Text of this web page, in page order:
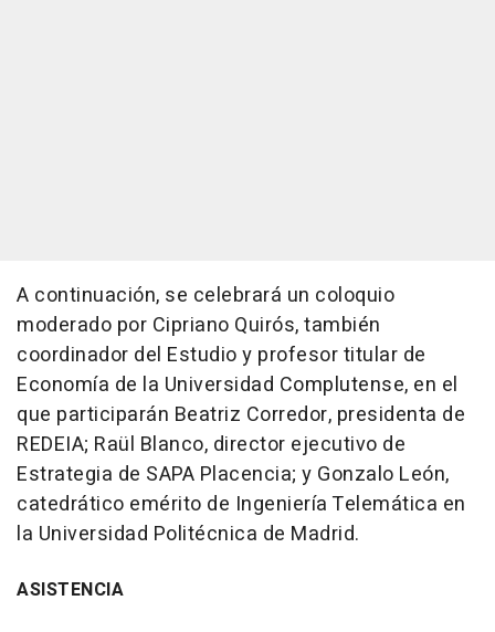
A continuación, se celebrará un coloquio
moderado por Cipriano Quirós, también
coordinador del Estudio y profesor titular de
Economía de la Universidad Complutense, en el
que participarán Beatriz Corredor, presidenta de
REDEIA; Raül Blanco, director ejecutivo de
Estrategia de SAPA Placencia; y Gonzalo León,
catedrático emérito de Ingeniería Telemática en
la Universidad Politécnica de Madrid.
ASISTENCIA